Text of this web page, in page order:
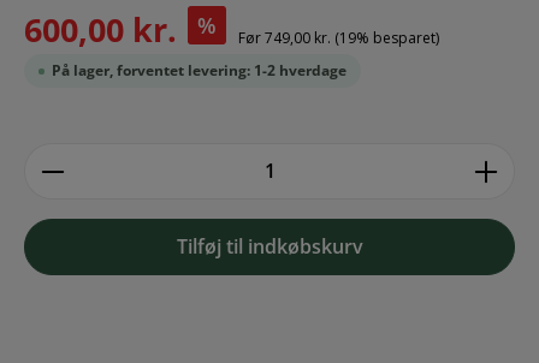
600,00 kr. % Før749,00 kr. (19% besparet)
På lager, forventet levering: 1-2 hverdage
Tilføj til indkøbskurv